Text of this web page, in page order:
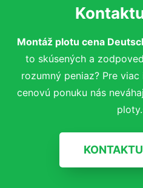
Montáž plotu cena
to skúsených a
rozumný peniaz? Pre
cenovú ponuku nás